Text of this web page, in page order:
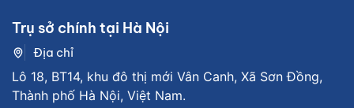
Trụ sở chính tại Hà Nội
Địa chỉ
Lô 18, BT14, khu đô thị mới Vân Canh, Xã Sơn Đồng,
Thành phố Hà Nội, Việt Nam.